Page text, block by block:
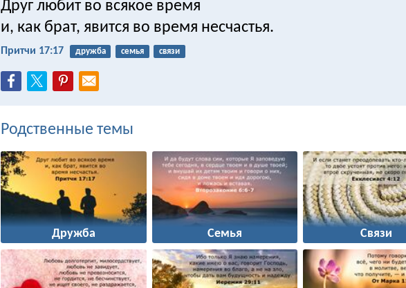
Друг любит во всякое время
и, как брат, явится во время несчастья.
Притчи 17:17 дружба семья связи
Родственные темы
Дружба Семья Связи